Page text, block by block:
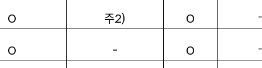
O 주2) O
O - O